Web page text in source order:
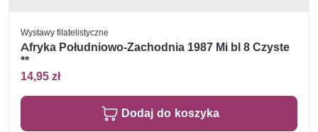
Wystawy filatelistyczne
Afryka Południowo-Zachodnia 1987 Mi bl 8 Czyste
**
14,95 zł
Dodaj do koszyka